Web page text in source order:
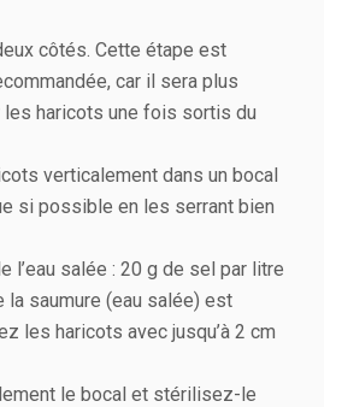
côtés. Cette étape est
car il sera plus
les haricots une fois sortis du
verticalement dans un bocal
si possible en les serrant bien
l’eau salée : 20 g de sel par litre
la saumure (eau salée) est
les haricots avec jusqu’à 2 cm
le bocal et stérilisez-le